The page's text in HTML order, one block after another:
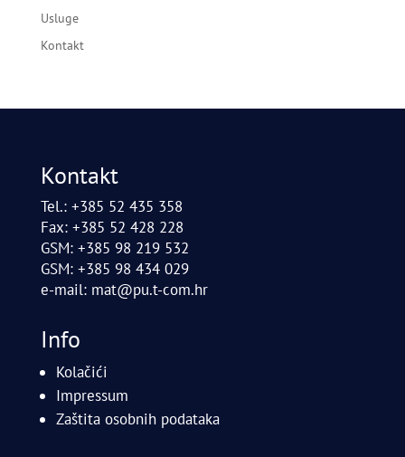
Usluge
Kontakt
Kontakt
Tel.: +385 52 435 358
Fax: +385 52 428 228
GSM: +385 98 219 532
GSM: +385 98 434 029
e-mail: mat@pu.t-com.hr
Info
Kolačići
Impressum
Zaštita osobnih podataka